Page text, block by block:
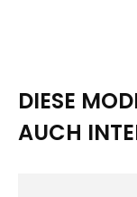
DIESE
AUCH